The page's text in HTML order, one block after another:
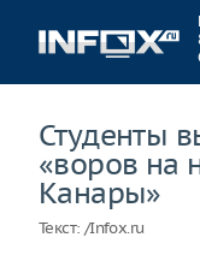
Студенты
«воров на
Канары»
Текст: /Infox.ru